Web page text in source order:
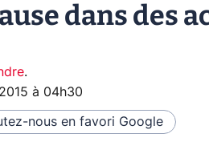
dans des
.
à 04h30
nous en favori Google